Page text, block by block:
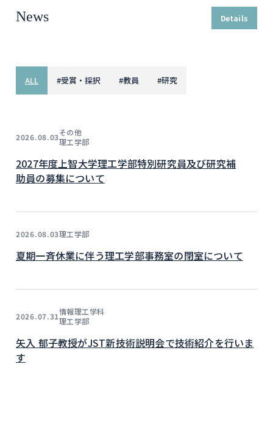
News Details
ALL #受賞・採択 #教員 #研究
2026.08.03その他
理工学部
2027年度上智大学理工学部特別研究員及び研究補
助員の募集について
2026.08.03理工学部
夏期一斉休業に伴う理工学部事務室の閉室について
2026.07.31情報理工学科
理工学部
矢入 郁子教授がJST新技術説明会で技術紹介を行いま
す